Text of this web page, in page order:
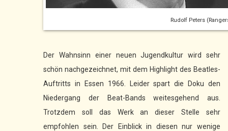
Rudolf Peters
Der Wahnsinn einer neuen Jugendkultur wird sehr
schön nachgezeichnet, mit dem Highlight des Beatles-
Auftritts in Essen 1966. Leider spart die Doku den
Niedergang der Beat-Bands weitesgehend aus.
Trotzdem soll das Werk an dieser Stelle sehr
empfohlen sein. Der Einblick in diesen nur wenige